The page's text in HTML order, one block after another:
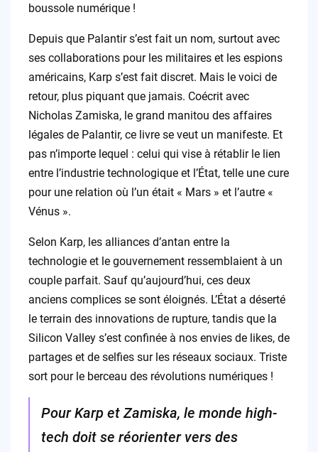
boussole numérique !
Depuis que Palantir s’est fait un nom, surtout avec
ses collaborations pour les militaires et les espions
américains, Karp s’est fait discret. Mais le voici de
retour, plus piquant que jamais. Coécrit avec
Nicholas Zamiska, le grand manitou des affaires
légales de Palantir, ce livre se veut un manifeste. Et
pas n’importe lequel : celui qui vise à rétablir le lien
entre l’industrie technologique et l’État, telle une cure
pour une relation où l’un était « Mars » et l’autre «
Vénus ».
Selon Karp, les alliances d’antan entre la
technologie et le gouvernement ressemblaient à un
couple parfait. Sauf qu’aujourd’hui, ces deux
anciens complices se sont éloignés. L’État a déserté
le terrain des innovations de rupture, tandis que la
Silicon Valley s’est confinée à nos envies de likes, de
partages et de selfies sur les réseaux sociaux. Triste
sort pour le berceau des révolutions numériques !
Pour Karp et Zamiska, le monde high-
tech doit se réorienter vers des